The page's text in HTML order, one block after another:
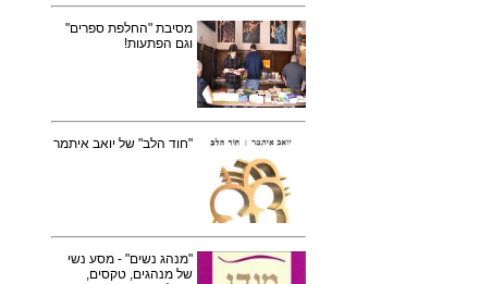
מסיבת "החלפת ספרים"
וגם הפתעות!
"חוד הלב" של יואב איתמר
"מנהג נשים" - מסע נשי
של מנהגים, טקסים,